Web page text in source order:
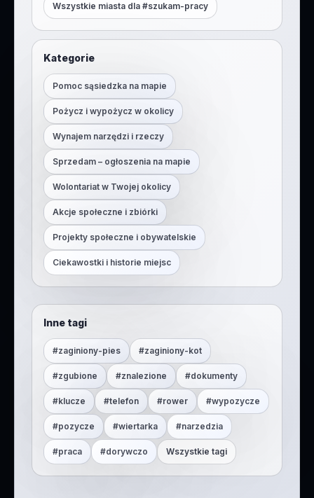
Wszystkie miasta dla #szukam-pracy
Kategorie
Pomoc sąsiedzka na mapie
Pożycz i wypożycz w okolicy
Wynajem narzędzi i rzeczy
Sprzedam – ogłoszenia na mapie
Wolontariat w Twojej okolicy
Akcje społeczne i zbiórki
Projekty społeczne i obywatelskie
Ciekawostki i historie miejsc
Inne tagi
#zaginiony-pies #zaginiony-kot
#zgubione #znalezione #dokumenty
#klucze #telefon #rower #wypozycze
#pozycze #wiertarka #narzedzia
#praca #dorywczo Wszystkie tagi